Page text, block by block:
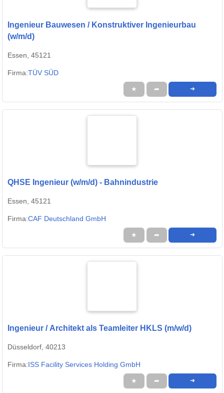
Ingenieur Bauwesen / Konstruktiver Ingenieurbau
(w/m/d)
Essen, 45121
Firma:TÜV SÜD
★ ➦ ➜
QHSE Ingenieur (w/m/d) - Bahnindustrie
Essen, 45121
Firma:CAF Deutschland GmbH
★ ➦ ➜
Ingenieur / Architekt als Teamleiter HKLS (m/w/d)
Düsseldorf, 40213
Firma:ISS Facility Services Holding GmbH
★ ➦ ➜